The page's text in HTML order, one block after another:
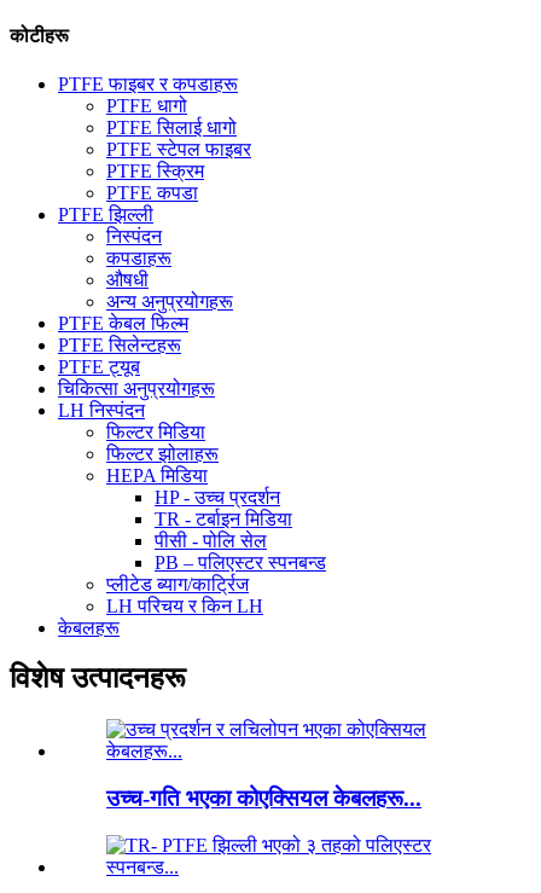
कोटीहरू
PTFE फाइबर र कपडाहरू
PTFE धागो
PTFE सिलाई धागो
PTFE स्टेपल फाइबर
PTFE स्क्रिम
PTFE कपडा
PTFE झिल्ली
निस्पंदन
कपडाहरू
औषधी
अन्य अनुप्रयोगहरू
PTFE केबल फिल्म
PTFE सिलेन्टहरू
PTFE ट्यूब
चिकित्सा अनुप्रयोगहरू
LH निस्पंदन
फिल्टर मिडिया
फिल्टर झोलाहरू
HEPA मिडिया
HP - उच्च प्रदर्शन
TR - टर्बाइन मिडिया
पीसी - पोलि सेल
PB – पलिएस्टर स्पनबन्ड
प्लीटेड ब्याग/कार्ट्रिज
LH परिचय र किन LH
केबलहरू
विशेष उत्पादनहरू
उच्च-गति भएका कोएक्सियल केबलहरू...